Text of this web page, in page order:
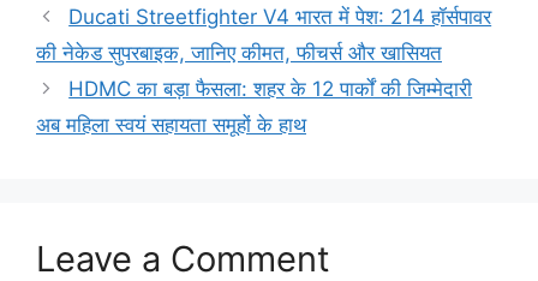
Ducati Streetfighter V4 भारत में पेश: 214 हॉर्सपावर
की नेकेड सुपरबाइक, जानिए कीमत, फीचर्स और खासियत
HDMC का बड़ा फैसला: शहर के 12 पार्कों की जिम्मेदारी
अब महिला स्वयं सहायता समूहों के हाथ
Leave a Comment